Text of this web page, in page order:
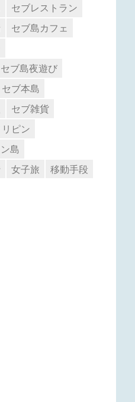
セブレストラン
セブ島カフェ
セブ島夜遊び
セブ本島
セブ雑貨
リピン
島
女子旅
移動手段